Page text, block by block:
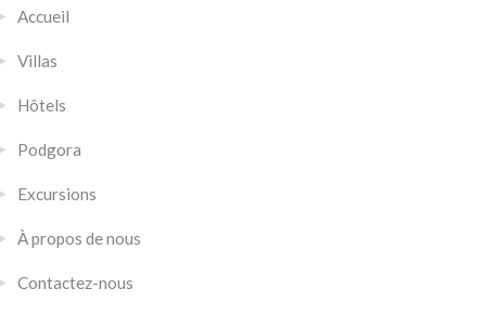
Accueil
Villas
Hôtels
Podgora
Excursions
À propos de nous
Contactez-nous